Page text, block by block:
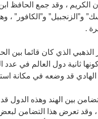
الكريم ، وقد جمع الحافظ
و”الزنجبيل”
.
الذي كان قائما بين
ثانية دول العالم في
قد وضعه في مكانة
بين الهند وهذه
تعرض هذا التضامن لبعض